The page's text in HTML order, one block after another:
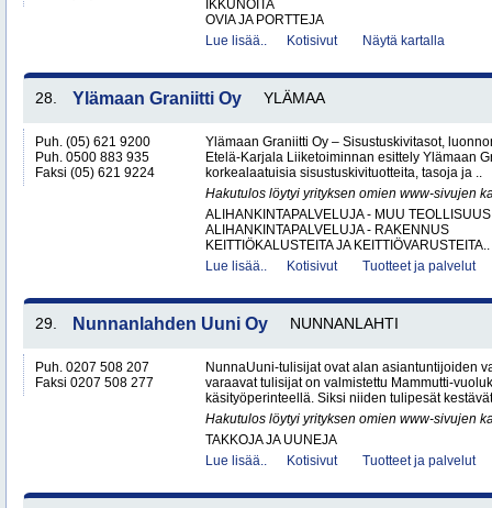
IKKUNOITA
OVIA JA PORTTEJA
Lue lisää..
Kotisivut Näytä kartalla
28. Ylämaan Graniitti Oy YLÄMAA
Puh. (05) 621 9200
Puh. 0500 883 935
Faksi (05) 621 9224
Ylämaan Graniitti Oy – Sisustuskivitasot,
Etelä-Karjala Liiketoiminnan esittely Ylämaan
korkealaatuisia sisustuskivituotteita, tasoja ja ..
Hakutulos löytyi yrityksen omien www-sivujen
ALIHANKINTAPALVELUJA - MUU TEOLLISUUS
ALIHANKINTAPALVELUJA - RAKENNUS
KEITTIÖKALUSTEITA JA KEITTIÖVARUSTEITA..
Lue lisää..
Kotisivut Tuotteet ja palvelut
29. Nunnanlahden Uuni Oy NUNNANLAHTI
Puh. 0207 508 207
Faksi 0207 508 277
NunnaUuni-tulisijat ovat alan asiantuntijoiden
varaavat tulisijat on valmistettu Mammutti-
käsityöperinteellä. Siksi niiden tulipesät
Hakutulos löytyi yrityksen omien www-sivujen
TAKKOJA JA UUNEJA
Lue lisää..
Kotisivut Tuotteet ja palvelut